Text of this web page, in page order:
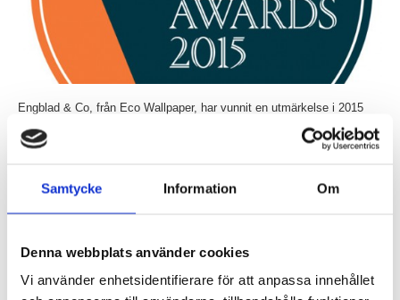
Samtycke Information Om
Denna webbplats använder cookies
Vi använder enhetsidentifierare för att anpassa innehållet
Engblad & Co, från Eco Wallpaper, har vunnit en utmärkelse i 2015
års upplaga av Wallpaper* Design Award för tapeten Blur, med design
av Claesson...
Inlagt den20 januari 2015under Övrigt.